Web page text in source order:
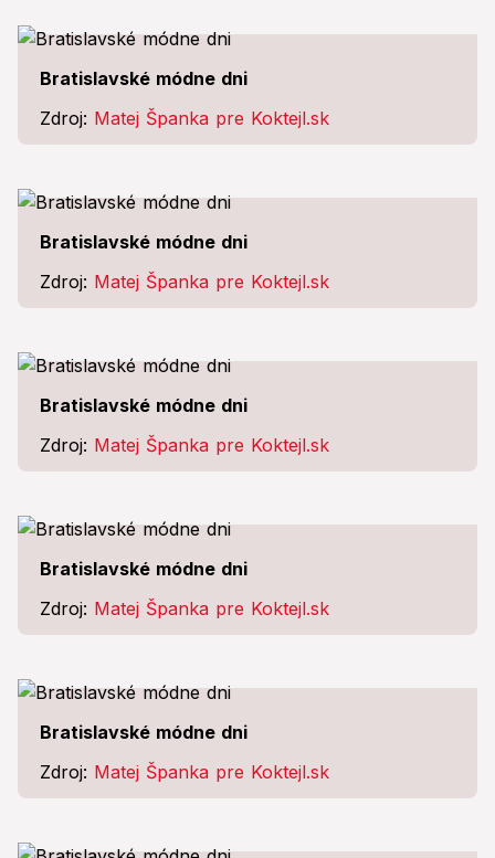
Bratislavské módne dni
Zdroj: Matej Španka pre Koktejl.sk
Bratislavské módne dni
Zdroj: Matej Španka pre Koktejl.sk
Bratislavské módne dni
Zdroj: Matej Španka pre Koktejl.sk
Bratislavské módne dni
Zdroj: Matej Španka pre Koktejl.sk
Bratislavské módne dni
Zdroj: Matej Španka pre Koktejl.sk